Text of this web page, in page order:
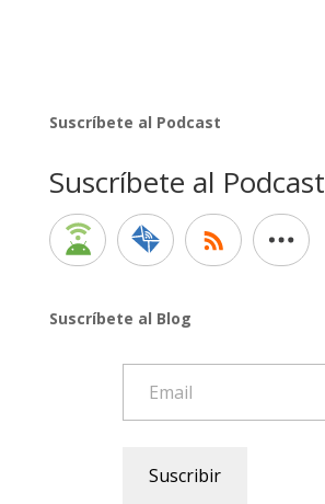
Suscríbete al Podcast
Suscríbete al Podcast
Suscríbete al Blog
Suscribir